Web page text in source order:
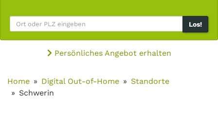
Los!
Persönliches Angebot erhalten
Home Digital Out-of-Home
Standorte
Schwerin